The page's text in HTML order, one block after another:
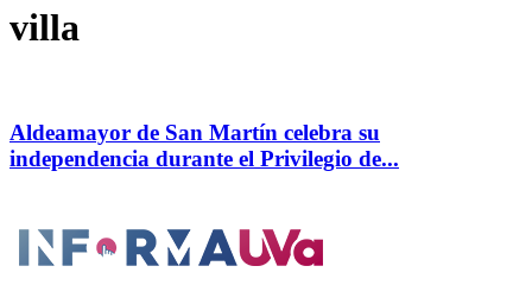
villa
Aldeamayor de San Martín celebra su
independencia durante el Privilegio de...